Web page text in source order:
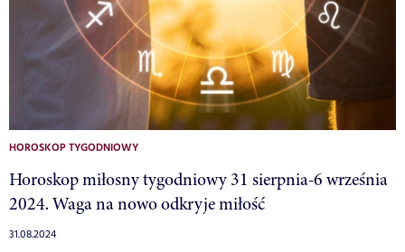
HOROSKOP TYGODNIOWY
Horoskop miłosny tygodniowy 31 sierpnia-6 września
2024. Waga na nowo odkryje miłość
31.08.2024